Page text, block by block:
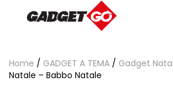
Home / GADGET A TEMA / Gadget
Natale – Babbo Natale